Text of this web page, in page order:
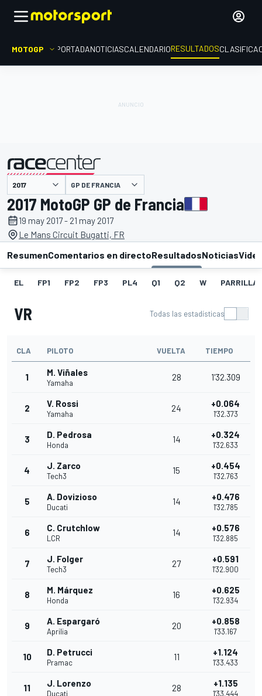
MOTOGP PORTADANOTICIASCALENDARIORESULTADOS
presentado por GP DE FRANCIA
2017 MotoGP GP de Francia
19 may 2017 - 21 may 2017
Le Mans Circuit Bugatti, FR
ResumenComentarios en directoResultadosNoticias
EL FP1 FP2 FP3 PL4 Q1 Q2 W PARRILLA
VR Todas las estadísticas
CLA PILOTO VUELTA TIEMPO
1 M. Viñales
Yamaha
28 1'32.309
2 V. Rossi
Yamaha
24 +0.064
1'32.373
3 D. Pedrosa
Honda
14 +0.324
1'32.633
4 J. Zarco
Tech3
15 +0.454
1'32.763
5 A. Dovizioso
Ducati
14 +0.476
1'32.785
6 C. Crutchlow
LCR
14 +0.576
1'32.885
7 J. Folger
Tech3
27 +0.591
1'32.900
8 M. Márquez
Honda
16 +0.625
1'32.934
9 A. Espargaró
Aprilia
20 +0.858
1'33.167
10 D. Petrucci
Pramac
11 +1.124
1'33.433
11 J. Lorenzo
Ducati
28 +1.135
1'33.444